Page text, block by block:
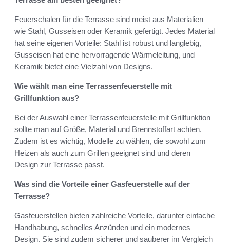
Feuerschalen für die Terrasse sind meist aus Materialien
wie Stahl, Gusseisen oder Keramik gefertigt. Jedes Material
hat seine eigenen Vorteile: Stahl ist robust und langlebig,
Gusseisen hat eine hervorragende Wärmeleitung, und
Keramik bietet eine Vielzahl von Designs.
Wie wählt man eine Terrassenfeuerstelle mit
Grillfunktion aus?
Bei der Auswahl einer Terrassenfeuerstelle mit Grillfunktion
sollte man auf Größe, Material und Brennstoffart achten.
Zudem ist es wichtig, Modelle zu wählen, die sowohl zum
Heizen als auch zum Grillen geeignet sind und deren
Design zur Terrasse passt.
Was sind die Vorteile einer Gasfeuerstelle auf der
Terrasse?
Gasfeuerstellen bieten zahlreiche Vorteile, darunter einfache
Handhabung, schnelles Anzünden und ein modernes
Design. Sie sind zudem sicherer und sauberer im Vergleich